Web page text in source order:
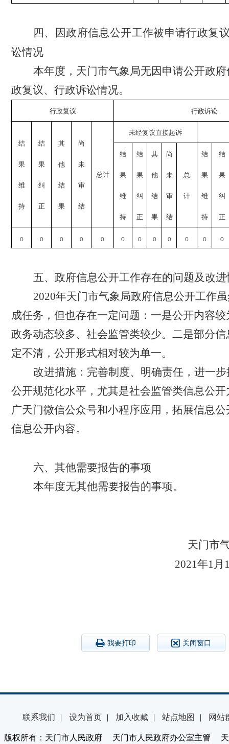
四、因政府信息公开工作被申请行政复
讼情况
本年度，天门市气象局无因申请公开政
政复议、行政诉讼情况。
行政复议 行政诉讼
结
果
维
持
结
果
纠
正
其
他
结
果
尚
未
审
结
总计
未经复议直接起诉
结
果
维
持
结
果
纠
正
其
他
结
果
尚
未
审
结
总
计
结
果
维
持
结
果
纠
正
0 0 0 0 0 0 0 0 0 0 0 0
五、政府信息公开工作存在的问题及改进
2020年天门市气象局政府信息公开工作
成任务，但也存在一定问题：一是公开内容
政务动态较多、社会监管类较少。二是部分
定不清，公开形式相对较为单一。
改进措施：完善制度、明确责任，进一
公开规范化水平，尤其是社会监管类信息公
广天门微信公众号和小程序应用，拓展信息
信息公开内容。
六、其他需要报告的事项
本年度无其他需要报告的事项。
天门市
2021年1月
我要打印 关闭窗口
联系我们 | 设为首页 | 加入收藏 | 站点地图 | 网站
版权所有：天门市人民政府 天门市人民政府办公室主管 天